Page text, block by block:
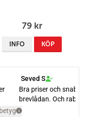
79 kr
INFO KÖP